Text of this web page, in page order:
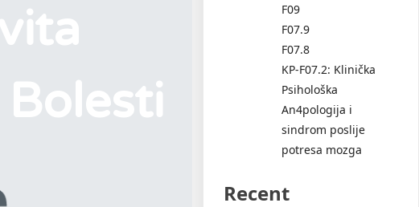
F09
F07.9
F07.8
KP-F07.2: Klinička
Psihološka
An4pologija i
sindrom poslije
potresa mozga
Recent